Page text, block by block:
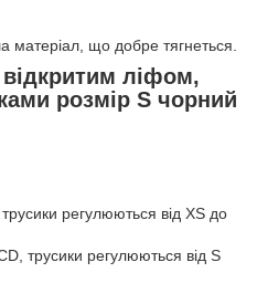
матеріал, що добре тягнеться.
ліфом,
розмір S чорний
регулюються від XS до
трусики регулюються від S